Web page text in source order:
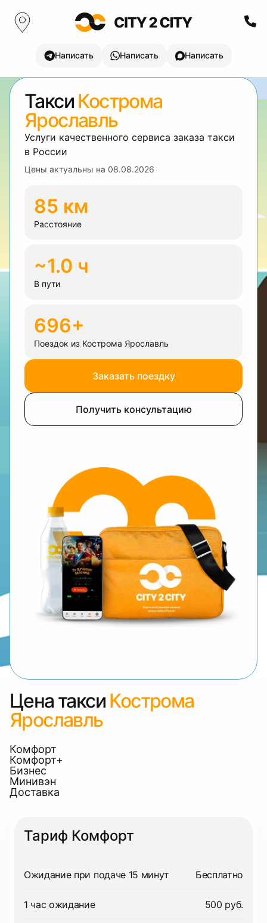
Написать Написать Написать
Такси Кострома
Ярославль
Услуги качественного сервиса заказа такси
в России
Цены актуальны на 08.08.2026
85 км
Расстояние
~1.0 ч
В пути
696+
Поездок из Кострома Ярославль
Заказать поездку
Получить консультацию
Цена такси Кострома
Ярославль
Комфорт
Комфорт+
Бизнес
Минивэн
Доставка
Тариф Комфорт
Ожидание при подаче 15 минут Бесплатно
1 час ожидание 500 руб.